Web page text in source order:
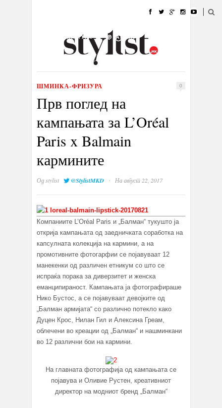
УБАВИНА
КУЛТУРА @РАБОТА
ИЗЛОГ
ШМИНКА-ФРИЗУРА 0
Прв поглед на
кампањата за L’Oréal
Paris x Balmain
кармините
Одstylist @StylistMKD · На август 22, 2017
Компаниите L’Oréal Paris и „Балман“ тукушто ја
открија кампањата од заедничката соработка на
капсулната колекција на кармини, а на
промотивните фотогарфии се појавуваат 12
манекенки од различен етникум со што се
испраќа порака за диверзитет и женска
еманципираност. Кампањата ја фотографираше
Нико Бустос, а се појавуваат девојките од
„Балман армијата“ со различно потекло како
Дуцен Крос, Нилан Гил и Алексина Греам,
облечени во креации од „Балман“ и нашминкани
во 12 различни бои на кармини.
На главната фотографија од кампањата се
појавува и Оливие Рустен, креативниот
директор на модниот бренд „Балман“